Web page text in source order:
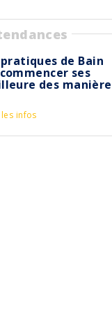
de Bain
ses
des manière
infos